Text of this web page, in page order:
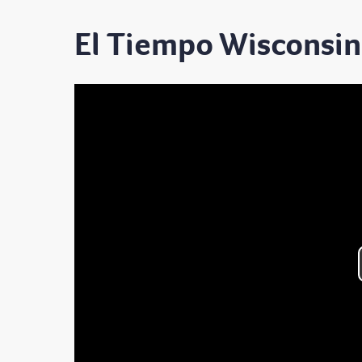
El Tiempo Wisconsin